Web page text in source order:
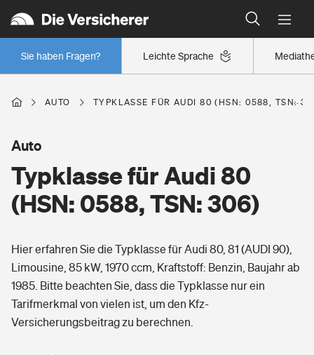
Leichte Sprache
Sie haben Fragen?
Wer versichert was: Jetzt Versicherer finden
Regionalklassen: So ist Ihre Region eingestuft
Wer versichert was: Jetzt Versicherer finden
Berufsunfähigkeitsversicherung
Erwerbsunfähigkeitsversicherung
Grundfähigkeitsversicherung
Arbeitsrechtsschutz
Berufshaftpflichtversicherung
Wohnen
Freizeit
Pri­vate Haft­pflicht­
Gesundheit
AUTO TYPKLASSE FÜR AUDI 80 (HSN: 0588, TSN:
Typklasse für Audi 80
(HSN: 0588, TSN: 306)
Auto
Hier erfahren Sie die Typklasse für Audi 80, 81 (AUDI 90),
Limousine, 85 kW, 1970 ccm, Kraftstoff: Benzin, Baujahr ab
1985. Bitte beachten Sie, dass die Typklasse nur ein
Tarifmerkmal von vielen ist, um den Kfz-
Versicherungsbeitrag zu berechnen.